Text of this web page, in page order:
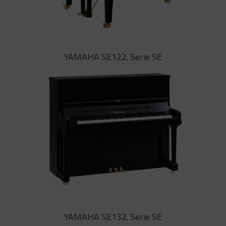
claridad y potencia, el Nuevo S7X de
expresividad ilimitada. Perfecto para
salas de cámara, auditorios de
tamaño medio y las aulas más
exigentes
YAMAHA SE122. Serie SE
YAMAHA SE122. Serie SE
YAMAHA SE132. Serie SE